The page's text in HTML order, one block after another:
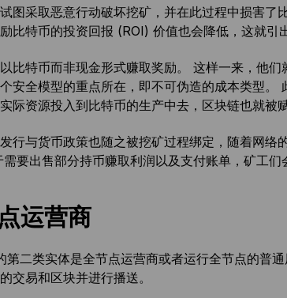
图采取恶意行动破坏挖矿，并在此过程中损害
比特币的投资回报 (ROI) 价值也会降低，这就引
比特币而非现金形式赚取奖励。 这样一来，他
安全模型的重点所在，即不可伪造的成本类型
际资源投入到比特币的生产中去，区块链也就被
行与货币政策也随之被挖矿过程绑定，随着网
要出售部分持币赚取利润以及支付账单，矿工们
运营商
第二类实体是全节点运营商或者运行全节点的普
交易和区块并进行播送。